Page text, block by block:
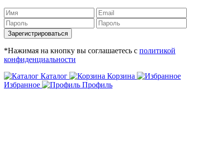
Зарегистрироваться
*Нажимая на кнопку вы соглашаетесь с политикой
конфиденциальности
Каталог
Корзина
Избранное
Профиль